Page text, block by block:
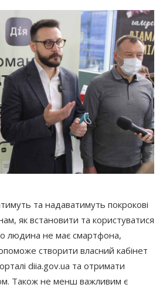
та надаватимуть покрокові
як встановити та користуватися
людина не має смартфона,
створити власний кабінет
diia.gov.ua та отримати
Також не менш важливим є